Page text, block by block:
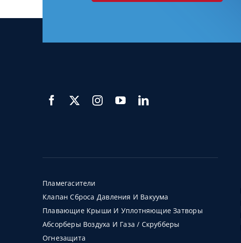
Пламегасители
Клапан Сброса Давления И Вакуума
Плавающие Крыши И Уплотняющие Затворы
Абсорберы Воздуха И Газа / Скрубберы
Огнезащита